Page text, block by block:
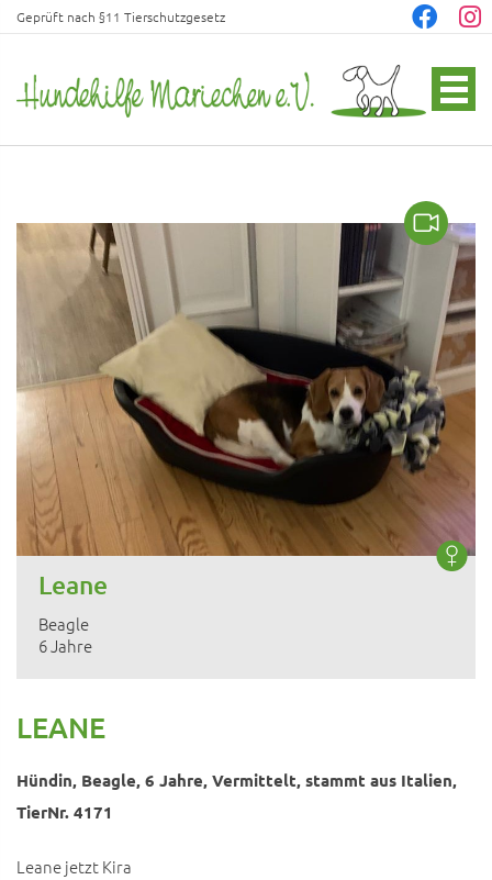
Geprüft nach §11 Tierschutzgesetz
Leane
Beagle
6 Jahre
LEANE
Hündin, Beagle, 6 Jahre, Vermittelt, stammt aus Italien,
TierNr. 4171
Leane jetzt Kira